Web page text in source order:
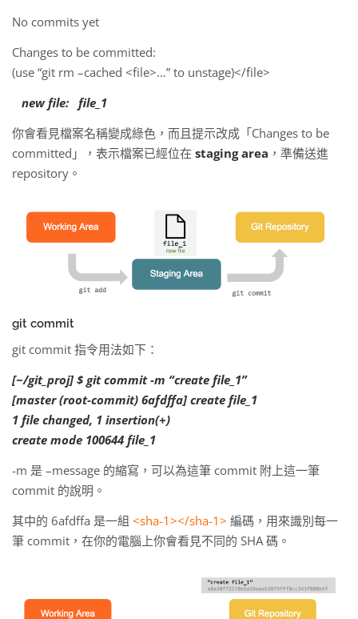
No commits yet
Changes to be committed:
(use “git rm –cached <file>…” to unstage)</file>
new file: file_1
你會看見檔案名稱變成綠色，而且提示改成「Changes to be
committed」，表示檔案已經位在 staging area ，準備送進
repository。
git commit
git commit 指令用法如下：
[~/git_proj] $ git commit -m “create file_1”
[master (root-commit) 6afdffa] create file_1
1 file changed, 1 insertion(+)
create mode 100644 file_1
-m 是 –message 的縮寫，可以為這筆 commit 附上這一筆
commit 的說明。
其中的 6afdffa 是一組 <sha-1></sha-1> 編碼，用來識別每一
筆 commit，在你的電腦上你會看見不同的 SHA 碼。